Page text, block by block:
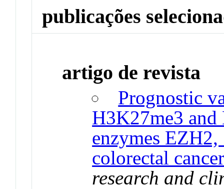
publicações
artigo de revista
Prognostic
H3K27me3
enzymes
colorectal
research and